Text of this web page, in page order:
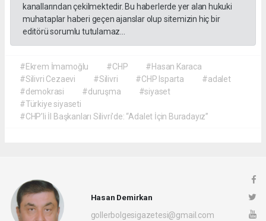
kanallarından çekilmektedir. Bu haberlerde yer alan hukuki
muhataplar haberi geçen ajanslar olup sitemizin hiç bir
editörü sorumlu tutulamaz...
#Ekrem İmamoğlu #CHP
#Hasan Karaca
#Silivri Cezaevi
#Silivri #CHP Isparta
#adalet
#demokrasi
#duruşma
#siyaset
#Türkiye siyaseti
#CHP’li İl Başkanları Silivri’de: “Adalet İçin Buradayız”
Hasan Demirkan
gollerbolgesigazetesi@gmail.com